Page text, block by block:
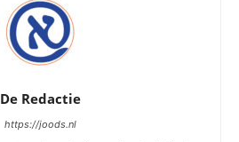
De Redactie
https://joods.nl